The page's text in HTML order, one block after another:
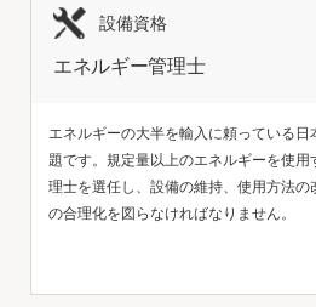
設備資格
エネルギー管理士
エネルギーの大半を輸入に頼っている
題です。規定量以上のエネルギーを使
理士を選任し、設備の維持、使用方法の
の合理化を図らなければなりません。